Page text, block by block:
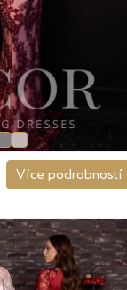
Více podrobností